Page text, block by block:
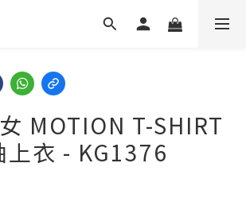
MOTION T-SHIRT
上衣 - KG1376